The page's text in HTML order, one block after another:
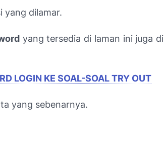
yang dilamar.
yang tersedia di laman ini juga di
LOGIN KE SOAL-SOAL TRY OUT
yang sebenarnya.